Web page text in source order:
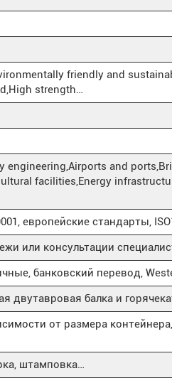
friendly and
strength…
engineering,Airports and
facilities,Energy
европейские стандарты,
или консультации
банковский перевод,
двутавровая балка и
от размера
штамповка…